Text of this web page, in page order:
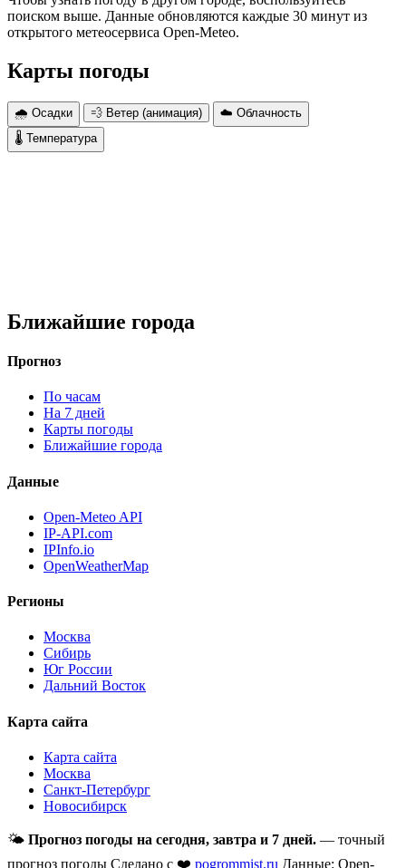
поиском выше. Данные обновляются каждые 30 минут из
открытого метеосервиса Open-Meteo.
Карты погоды
🌧 Осадки 💨 Ветер (анимация)
☁️ Облачность
🌡 Температура
Ближайшие города
Прогноз
По часам
На 7 дней
Карты погоды
Ближайшие города
Данные
Open-Meteo API
IP-API.com
IPInfo.io
OpenWeatherMap
Регионы
Москва
Сибирь
Юг России
Дальний Восток
Карта сайта
Карта сайта
Москва
Санкт-Петербург
Новосибирск
🌤 Прогноз погоды на сегодня, завтра и 7 дней. — точный
прогноз погоды Сделано с ❤️ pogrommist.ru Данные: Open-